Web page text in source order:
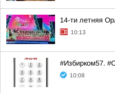
14-ти летняя
10:13
#Избирком57.
10:08